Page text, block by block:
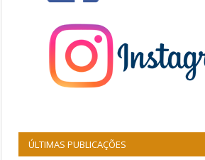
ÚLTIMAS PUBLICAÇÕES